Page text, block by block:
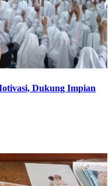
Dukung Impian